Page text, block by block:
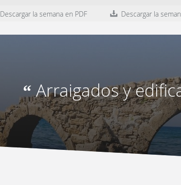
Descargar la semana en PDF Descargar la
“Arraigados y